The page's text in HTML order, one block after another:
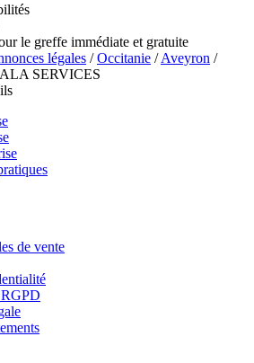
le greffe immédiate et gratuite
légales /Occitanie /Aveyron /
SERVICES
de vente